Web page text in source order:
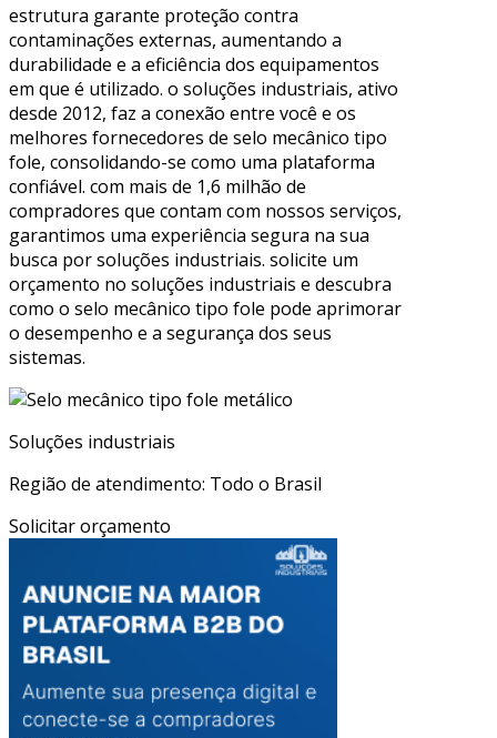
estrutura garante proteção contra
contaminações externas, aumentando a
durabilidade e a eficiência dos equipamentos
em que é utilizado. o soluções industriais, ativo
desde 2012, faz a conexão entre você e os
melhores fornecedores de selo mecânico tipo
fole, consolidando-se como uma plataforma
confiável. com mais de 1,6 milhão de
compradores que contam com nossos serviços,
garantimos uma experiência segura na sua
busca por soluções industriais. solicite um
orçamento no soluções industriais e descubra
como o selo mecânico tipo fole pode aprimorar
o desempenho e a segurança dos seus
sistemas.
Soluções industriais
Região de atendimento: Todo o Brasil
Solicitar orçamento